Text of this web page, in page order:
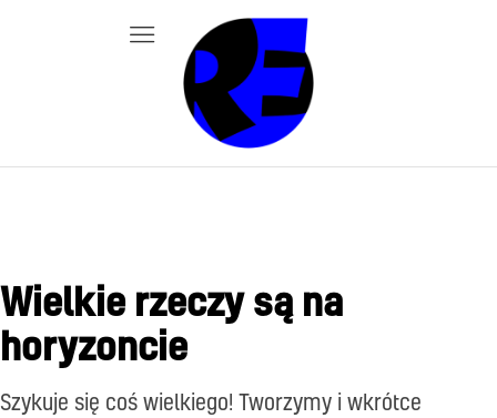
Wielkie rzeczy są na
horyzoncie
Szykuje się coś wielkiego! Tworzymy i wkrótce